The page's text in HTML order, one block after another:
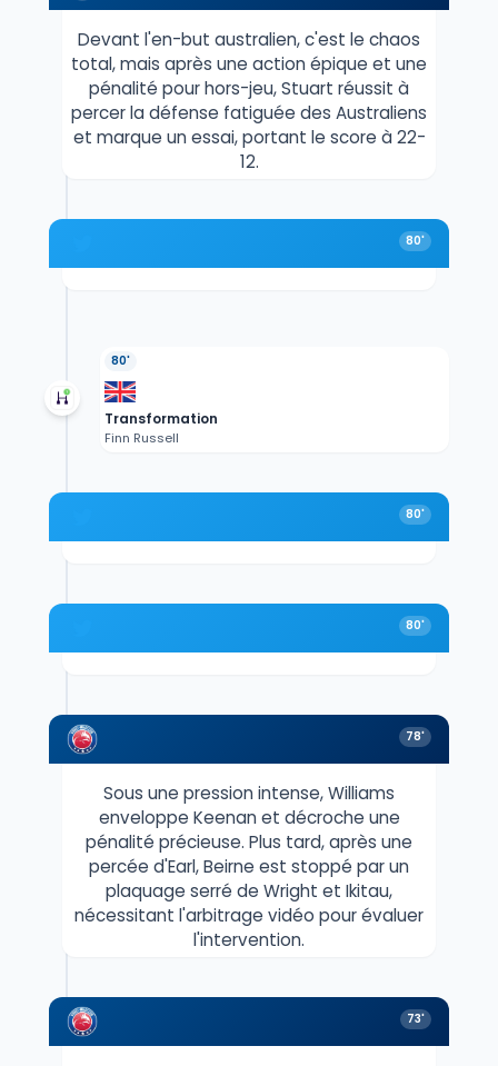
Devant l'en-but australien, c'est le chaos
total, mais après une action épique et une
pénalité pour hors-jeu, Stuart réussit à
percer la défense fatiguée des Australiens
et marque un essai, portant le score à 22-
12.
80'
80'
Transformation
Finn Russell
80'
80'
78'
Sous une pression intense, Williams
enveloppe Keenan et décroche une
pénalité précieuse. Plus tard, après une
percée d'Earl, Beirne est stoppé par un
plaquage serré de Wright et Ikitau,
nécessitant l'arbitrage vidéo pour évaluer
l'intervention.
73'